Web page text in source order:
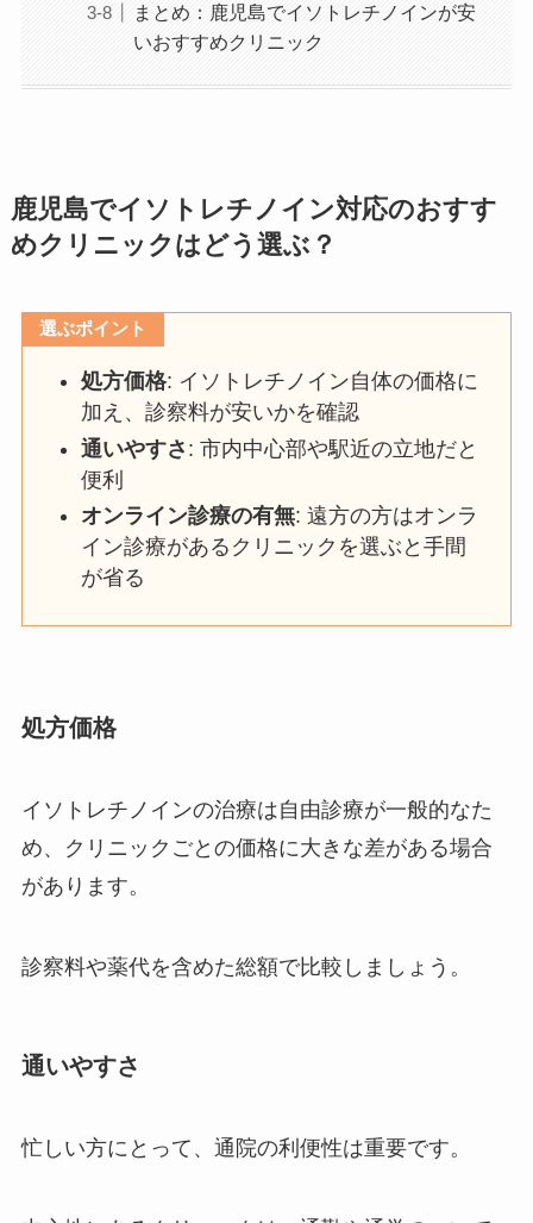
まとめ：鹿児島でイソトレチノインが安
いおすすめクリニック
鹿児島でイソトレチノイン対応のおすす
めクリニックはどう選ぶ？
選ぶポイント
処方価格: イソトレチノイン自体の価格に
加え、診察料が安いかを確認
通いやすさ : 市内中心部や駅近の立地だと
便利
オンライン診療の有無: 遠方の方はオンラ
イン診療があるクリニックを選ぶと手間
が省る
処方価格
イソトレチノインの治療は自由診療が一般的なた
め、クリニックごとの価格に大きな差がある場合
があります。
診察料や薬代を含めた総額で比較しましょう。
通いやすさ
忙しい方にとって、通院の利便性は重要です。